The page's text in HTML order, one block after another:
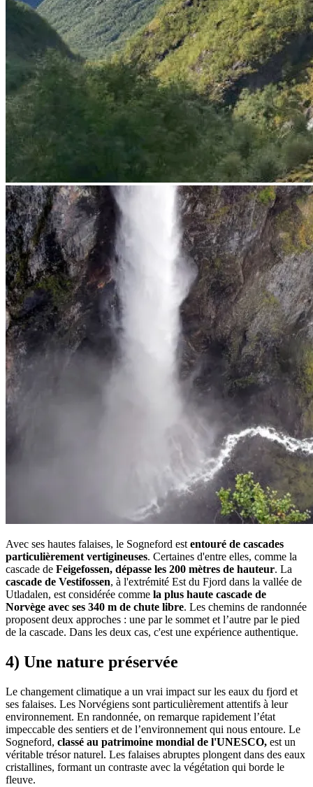
Avec ses hautes falaises, le Sogneford est entouré de cascades
particulièrement vertigineuses. Certaines d'entre elles, comme la
cascade de Feigefossen, dépasse les 200 mètres de hauteur. La
cascade de Vestifossen, à l'extrémité Est du Fjord dans la vallée de
Utladalen, est considérée comme la plus haute cascade de
Norvège avec ses 340 m de chute libre. Les chemins de randonnée
proposent deux approches : une par le sommet et l’autre par le pied
de la cascade. Dans les deux cas, c'est une expérience authentique.
4) Une nature préservée
Le changement climatique a un vrai impact sur les eaux du fjord et
ses falaises. Les Norvégiens sont particulièrement attentifs à leur
environnement. En randonnée, on remarque rapidement l’état
impeccable des sentiers et de l’environnement qui nous entoure. Le
Sogneford, classé au patrimoine mondial de l'UNESCO, est un
véritable trésor naturel. Les falaises abruptes plongent dans des eaux
cristallines, formant un contraste avec la végétation qui borde le
fleuve.